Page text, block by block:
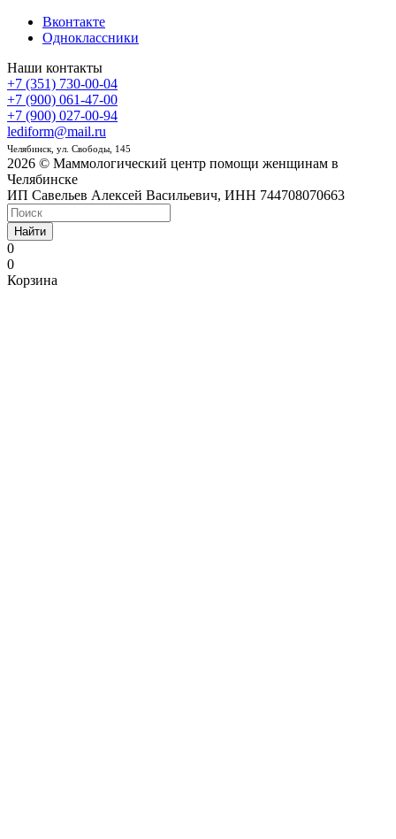
Вконтакте
Одноклассники
Наши контакты
+7 (351) 730-00-04
+7 (900) 061-47-00
+7 (900) 027-00-94
lediform@mail.ru
Челябинск, ул. Свободы, 145
2026 © Маммологический центр помощи женщинам в
Челябинске
ИП Савельев Алексей Васильевич, ИНН 744708070663
Найти
0
0
Корзина